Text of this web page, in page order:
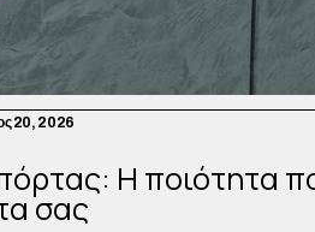
20, 2026
Η ποιότητα
σας